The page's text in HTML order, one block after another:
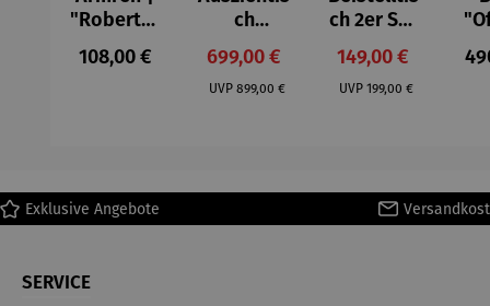
"Roberta"
– Anna
Mütz
Regulärer Preis:
108,00 €
ch
Aluminium
– Valor
Verkaufspreis:
699,00 €
UVP Regulärer Preis:
899,00 €
ch 2er Set
– Dalias
Verkaufspreis:
149,00 €
UVP Regulärer Preis:
199,00 €
Exklusive Angebote
SERVICE